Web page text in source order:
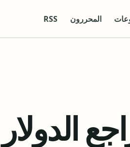
المحررون RSS
الدولار